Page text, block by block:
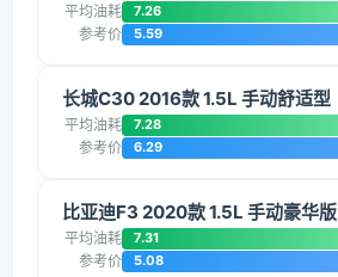
平均油耗 7.26
参考价 5.59
长城C30 2016款 1.5L 手动舒适型
平均油耗 7.28
参考价 6.29
比亚迪F3 2020款 1.5L 手动豪华版
平均油耗 7.31
参考价 5.08